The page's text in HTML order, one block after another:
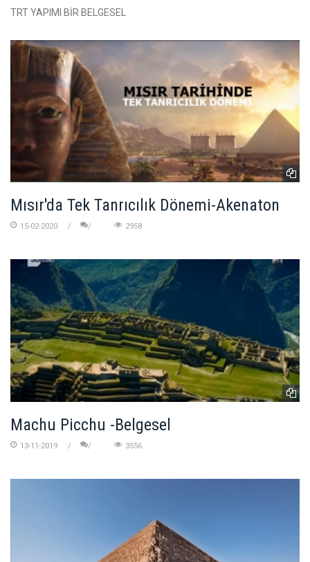
TRT YAPIMI BİR BELGESEL
Mısır'da Tek Tanrıcılık Dönemi-Akenaton
15-02-2020 2958
Machu Picchu -Belgesel
13-11-2019 3556